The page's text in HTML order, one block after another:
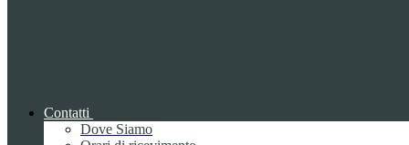
Contatti
Dove Siamo